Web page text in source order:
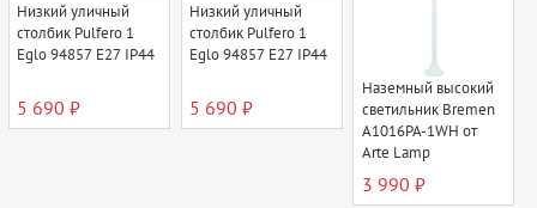
Низкий уличный
столбик Pulfero 1
Eglo 94857 E27 IP44
5 690 ₽
Низкий уличный
столбик Pulfero 1
Eglo 94857 E27 IP44
5 690 ₽
Наземный высокий
светильник Bremen
A1016PA-1WH от
Arte Lamp
3 990 ₽